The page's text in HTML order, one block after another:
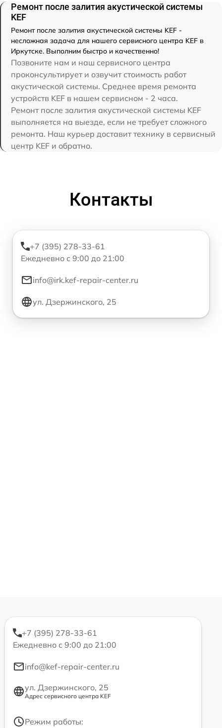
Ремонт после залития акустической системы
KEF
Ремонт после залития акустической системы KEF -
несложная задача для нашего сервисного центра KEF в
Иркутске. Выполним быстро и качественно!
Позвоните нам и наш сервисного центра
проконсультирует и озвучит стоимость работ
акустической системы. Среднее время ремонта
устройств KEF в нашем сервисном - 2 часа.
Ремонт после залития акустической системы KEF
выполняется на выезде, если не требует сложного
ремонта. Наш курьер доставит технику в сервисный
центр KEF и обратно.
Контакты
+7 (395) 278-33-61
Ежедневно с 9:00 до 21:00
info@irk.kef-repair-center.ru
ул. Дзержинского, 25
+7 (395) 278-33-61
Ежедневно с 9:00 до 21:00
info@kef-repair-center.ru
ул. Дзержинского, 25
Адрес сервисного центра KEF
Режим работы: